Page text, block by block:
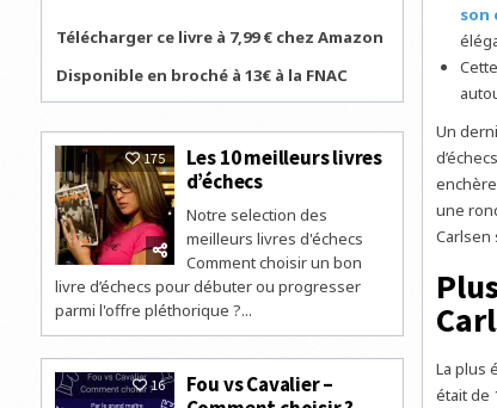
son
Un
une
Carlsen
La plus
était de
Télécharger ce livre à 7,99 € chez Amazon
Disponible en broché à 13€ à la FNAC
175
Les 10 meilleurs livres
d’échecs
Notre selection des
meilleurs livres d'échecs
Comment choisir un bon
livre d’échecs pour débuter ou progresser
parmi l'offre pléthorique ?...
16
Fou vs Cavalier –